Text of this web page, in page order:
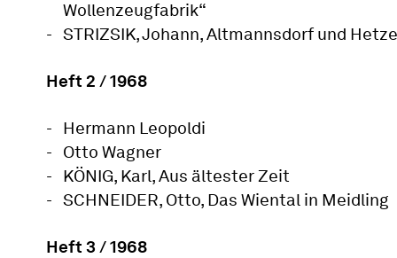
Wollenzeugfabrik“
STRIZSIK, Johann, Altmannsdorf und
Heft 2 / 1968
Hermann Leopoldi
Otto Wagner
KÖNIG, Karl, Aus ältester Zeit
SCHNEIDER, Otto, Das Wiental in Meidling
Heft 3 / 1968